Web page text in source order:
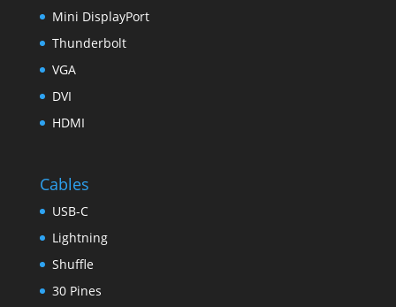
Mini DisplayPort
Thunderbolt
VGA
DVI
HDMI
Cables
USB-C
Lightning
Shuffle
30 Pines